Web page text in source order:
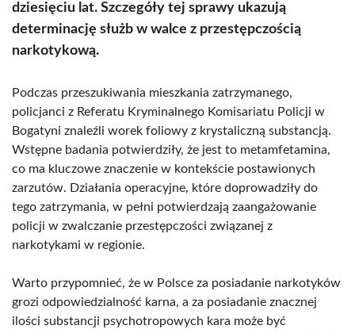
dziesięciu lat. Szczegóły tej sprawy ukazują
determinację służb w walce z przestępczością
narkotykową.
Podczas przeszukiwania mieszkania zatrzymanego,
policjanci z Referatu Kryminalnego Komisariatu Policji w
Bogatyni znaleźli worek foliowy z krystaliczną substancją.
Wstępne badania potwierdziły, że jest to metamfetamina,
co ma kluczowe znaczenie w kontekście postawionych
zarzutów. Działania operacyjne, które doprowadziły do
tego zatrzymania, w pełni potwierdzają zaangażowanie
policji w zwalczanie przestępczości związanej z
narkotykami w regionie.
Warto przypomnieć, że w Polsce za posiadanie narkotyków
grozi odpowiedzialność karna, a za posiadanie znacznej
ilości substancji psychotropowych kara może być